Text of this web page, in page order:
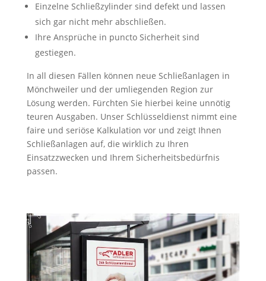
Einzelne Schließzylinder sind defekt und lassen
sich gar nicht mehr abschließen.
Ihre Ansprüche in puncto Sicherheit sind
gestiegen.
In all diesen Fällen können neue Schließanlagen in
Mönchweiler und der umliegenden Region zur
Lösung werden. Fürchten Sie hierbei keine unnötig
teuren Ausgaben. Unser Schlüsseldienst nimmt eine
faire und seriöse Kalkulation vor und zeigt Ihnen
Schließanlagen auf, die wirklich zu Ihren
Einsatzzwecken und Ihrem Sicherheitsbedürfnis
passen.